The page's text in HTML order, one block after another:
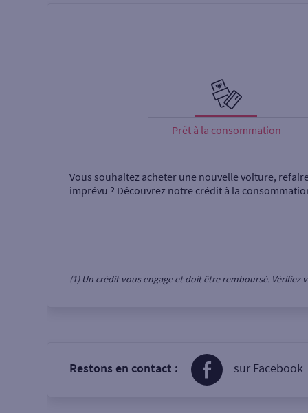
Prêt à la consommation
Vous souhaitez acheter une nouvelle voiture,
imprévu ? Découvrez notre crédit à la
(1) Un crédit vous engage et doit être remboursé.
Restons en contact : sur Facebook